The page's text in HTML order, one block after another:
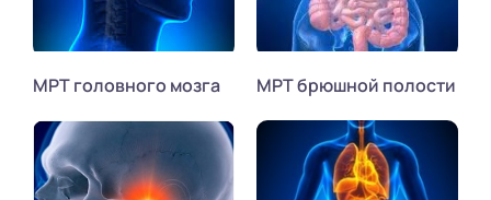
МРТ головного мозга МРТ брюшной полости